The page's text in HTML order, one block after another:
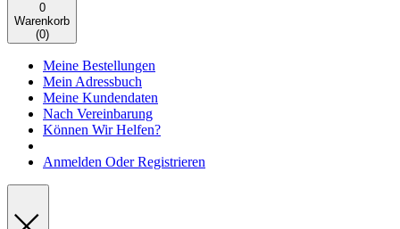
0
Warenkorb
(0)
Meine Bestellungen
Mein Adressbuch
Meine Kundendaten
Nach Vereinbarung
Können Wir Helfen?
Anmelden Oder Registrieren